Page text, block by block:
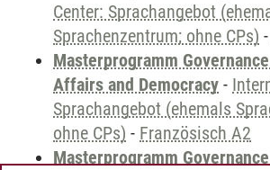
Center: Sprachangebot
Sprachenzentrum; ohne CPs) -
Masterprogramm
Affairs and Democracy -
Sprachangebot (ehemals
ohne CPs) - Französisch A2
Masterprogramm